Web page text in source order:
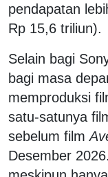
pendapatan
Rp 15,6 triliun).
Selain bagi
bagi masa
memproduksi
satu-satunya
sebelum film
Desember